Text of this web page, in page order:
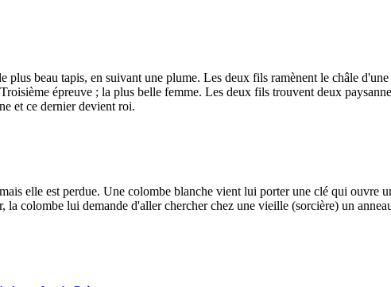
beau tapis, en suivant une plume. Les deux fils ramènent le châle
épreuve ; la plus belle femme. Les deux fils trouvent deux
et ce dernier devient roi.
elle est perdue. Une colombe blanche vient lui porter une clé qui ouvre
colombe lui demande d'aller chercher chez une vieille (sorcière) un